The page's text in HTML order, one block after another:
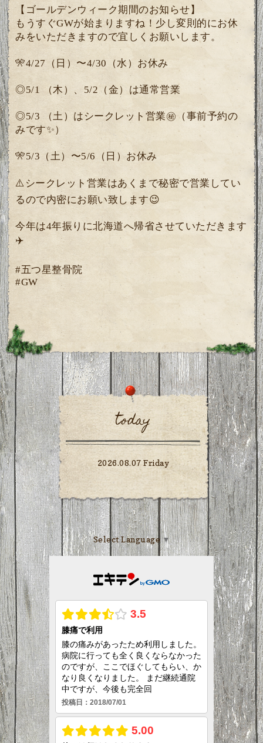
【ゴールデンウィーク期間のお知らせ】
もうすぐGWが始まりますね！少し変則的にお休
みをいただきますので宜しくお願いします。
🎌4/27（日）〜4/30（水）お休み
◎5/1 （木）、5/2（金）は通常営業
◎5/3 （土）はシークレット営業㊙️（事前予約の
みです✨）
🎌5/3（土）〜5/6（日）お休み
⚠️シークレット営業はあくまで秘密で営業してい
るので内密にお願い致します😉
今年は4年振りに北海道へ帰省させていただきます
✈️
#五つ星整骨院
#GW
today
2026.08.07 Friday
Select Language ▼